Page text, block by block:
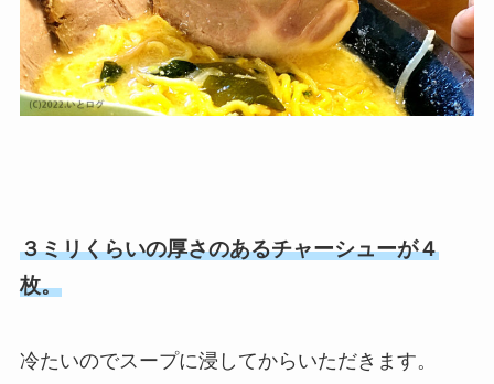
３ミリくらいの厚さのあるチャーシューが４
枚。
冷たいのでスープに浸してからいただきます。